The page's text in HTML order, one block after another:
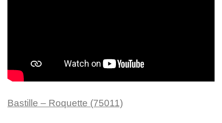
Bastille – Roquette (75011)